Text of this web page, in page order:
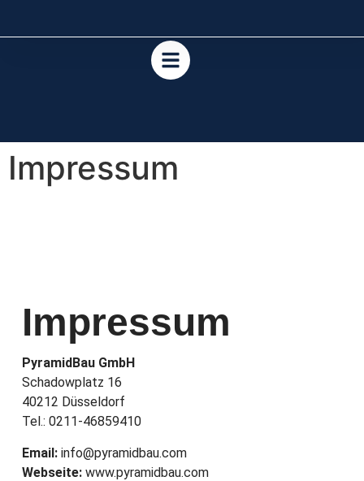
Impressum
Impressum
PyramidBau GmbH
Schadowplatz 16
40212 Düsseldorf
Tel.: 0211-46859410
Email:info@pyramidbau.com
Webseite:www.pyramidbau.com